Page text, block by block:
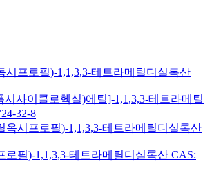
시프로필)-1,1,3,3-테트라메틸디실록산
시사이클로헥실)에틸]-1,1,3,3-테트라메틸
32-8
옥시프로필)-1,1,3,3-테트라메틸디실록산
로필)-1,1,3,3-테트라메틸디실록산 CAS: